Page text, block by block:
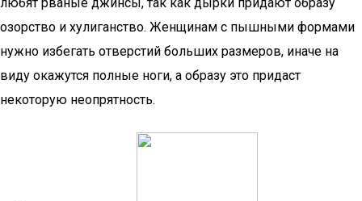
озорство и хулиганство. Женщинам с пышными формами
нужно избегать отверстий больших размеров, иначе на
виду окажутся полные ноги, а образу это придаст
некоторую неопрятность.